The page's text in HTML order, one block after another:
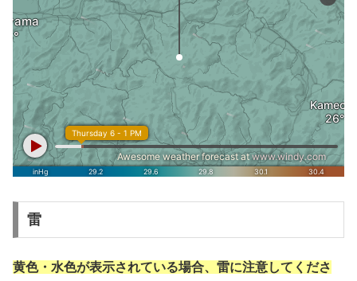
雷
黄色・水色が表示されている場合、雷に注意してくださ